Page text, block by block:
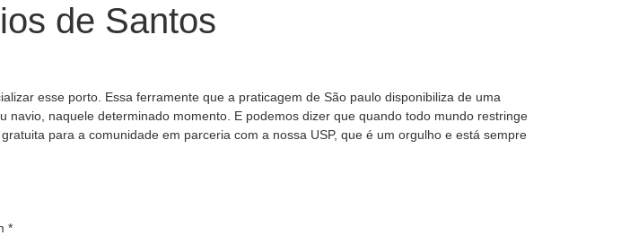
de Santos
esse porto. Essa ferramente que a praticagem de São paulo disponibiliza de uma
naquele determinado momento. E podemos dizer que quando todo mundo restringe
para a comunidade em parceria com a nossa USP, que é um orgulho e está sempre
*